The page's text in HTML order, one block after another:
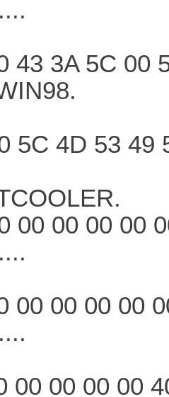
43 3A 5C 00
5C 4D 53 49
00 00 00 00
00 00 00 00
00 00 00 00